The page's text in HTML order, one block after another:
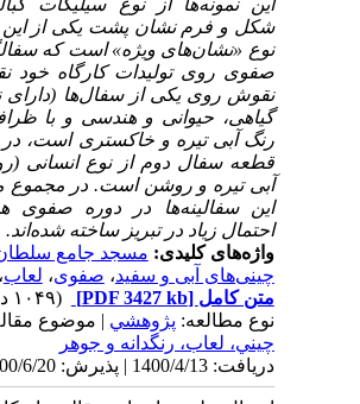
این نمونه‌ها از نوع سیلیکات
شکل و فرم نشان پشت یکی از این
نوع «نشان‌های ویژه» است که
صفوی روی تولیدات کارگاه خود
نقوش روی یکی از سفال‌ها (دارای
گیاهی، حیوانی و هندسی و با
رنگ آبی تیره و خاکستری است، در
قطعه سفال دوم از نوع انسانی
آبی تیره و روشن است. در مجموع
این سفالینه‌ها در دوره صفوی
احتمال زیاد در تبریز ساخته شده‌اند.
واژه‌های کلیدی:مسجد جامع
چینی‌های آبی و سفید،صفوی،لعاب،
متن کامل[PDF 3427 kb]
نوع مطالعه:پژوهشي| موضوع
چيني، لعاب، رنگدانه و جوهر
دریافت: 1400/4/13 | پذیرش: 1400/6/20